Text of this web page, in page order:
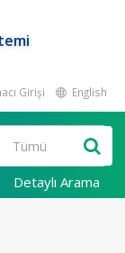
Girişi English
Detaylı Arama